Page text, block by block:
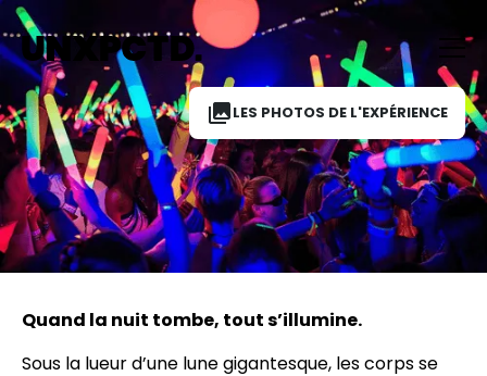
LES PHOTOS DE L'EXPÉRIENCE
Quand la nuit tombe, tout s’illumine.
Sous la lueur d’une lune gigantesque, les corps se